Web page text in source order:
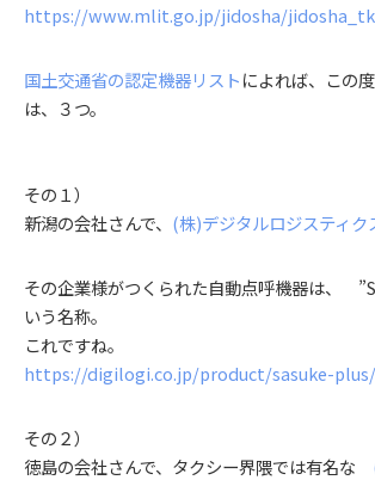
https://www.mlit.go.jp/jidosha/
国土交通省の認定機器リストによれば、この
は、３つ。
その１）
新潟の会社さんで、 (株)デジタルロジスティク
その企業様がつくられた自動点呼機器は、
いう名称。
これですね。
https://digilogi.co.jp/product/sasuke-plus/
その２）
徳島の会社さんで、タクシー界隈では有名な